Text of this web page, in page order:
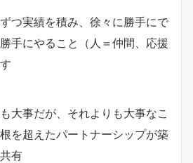
つ実績を積み、徐々に勝手にで
手にやること（人＝仲間、応援
大事だが、それよりも大事なこ
を超えたパートナーシップが築
有